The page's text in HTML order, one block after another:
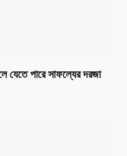
যেতে পারে সাফল্যের দরজা